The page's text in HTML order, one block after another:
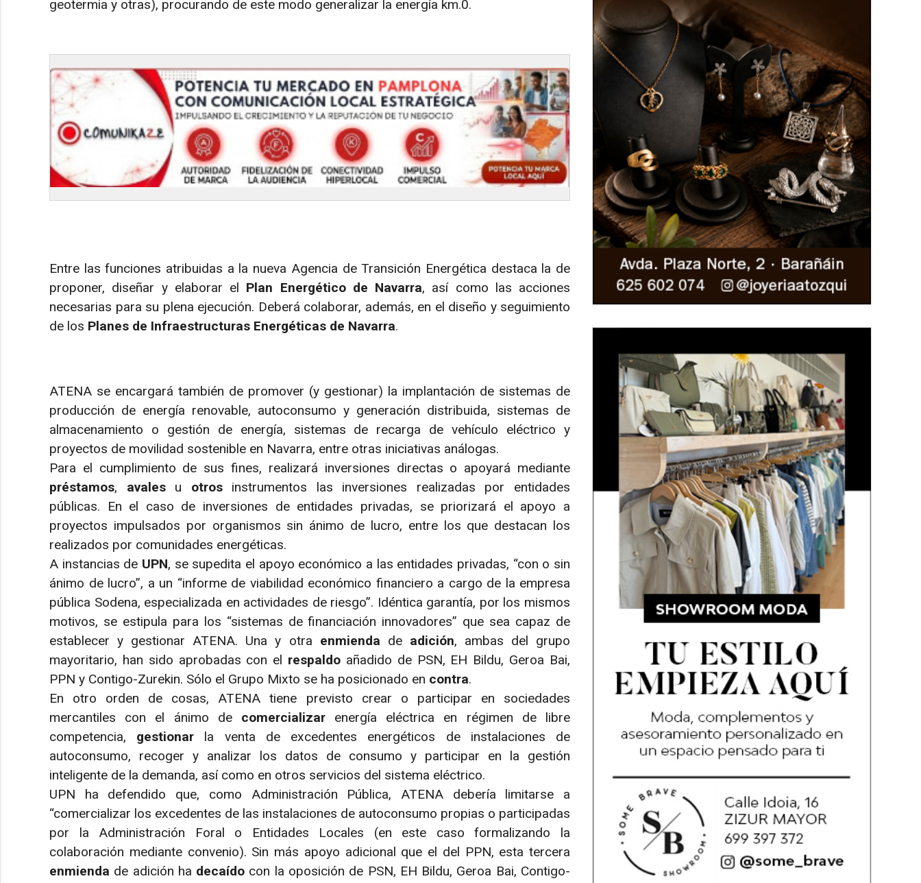
geotermia y otras), procurando de este modo generalizar la energía km.0.
Entre las funciones atribuidas a la nueva Agencia de Transición Energética destaca la de
proponer, diseñar y elaborar el Plan Energético de Navarra, así como las acciones
necesarias para su plena ejecución. Deberá colaborar, además, en el diseño y seguimiento
de los Planes de Infraestructuras Energéticas de Navarra.
ATENA se encargará también de promover (y gestionar) la implantación de sistemas de
producción de energía renovable, autoconsumo y generación distribuida, sistemas de
almacenamiento o gestión de energía, sistemas de recarga de vehículo eléctrico y
proyectos de movilidad sostenible en Navarra, entre otras iniciativas análogas.
Para el cumplimiento de sus fines, realizará inversiones directas o apoyará mediante
préstamos, avales u otros instrumentos las inversiones realizadas por entidades
públicas. En el caso de inversiones de entidades privadas, se priorizará el apoyo a
proyectos impulsados por organismos sin ánimo de lucro, entre los que destacan los
realizados por comunidades energéticas.
A instancias de UPN, se supedita el apoyo económico a las entidades privadas, “con o sin
ánimo de lucro”, a un “informe de viabilidad económico financiero a cargo de la empresa
pública Sodena, especializada en actividades de riesgo”. Idéntica garantía, por los mismos
motivos, se estipula para los “sistemas de financiación innovadores” que sea capaz de
establecer y gestionar ATENA. Una y otra enmienda de adición, ambas del grupo
mayoritario, han sido aprobadas con el respaldo añadido de PSN, EH Bildu, Geroa Bai,
PPN y Contigo-Zurekin. Sólo el Grupo Mixto se ha posicionado en contra.
En otro orden de cosas, ATENA tiene previsto crear o participar en sociedades
mercantiles con el ánimo de comercializar energía eléctrica en régimen de libre
competencia, gestionar la venta de excedentes energéticos de instalaciones de
autoconsumo, recoger y analizar los datos de consumo y participar en la gestión
inteligente de la demanda, así como en otros servicios del sistema eléctrico.
UPN ha defendido que, como Administración Pública, ATENA debería limitarse a
“comercializar los excedentes de las instalaciones de autoconsumo propias o participadas
por la Administración Foral o Entidades Locales (en este caso formalizando la
colaboración mediante convenio). Sin más apoyo adicional que el del PPN, esta tercera
enmienda de adición ha decaído con la oposición de PSN, EH Bildu, Geroa Bai, Contigo-